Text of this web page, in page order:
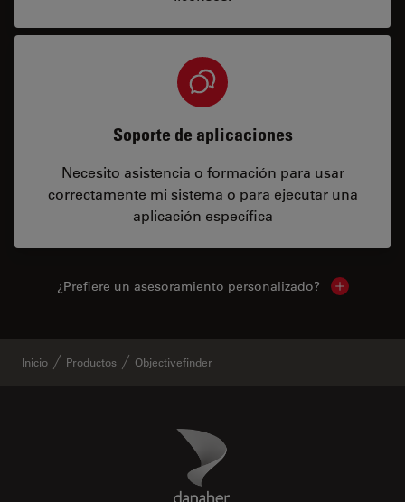
Soporte de aplicaciones
Necesito asistencia o formación para usar
correctamente mi sistema o para ejecutar una
aplicación específica
¿Prefiere un asesoramiento personalizado? Show local
Inicio Productos Objectivefinder
Danaher Logo